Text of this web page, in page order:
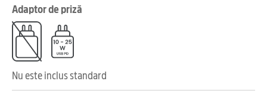
Adaptor de priză
Nu este inclus standard